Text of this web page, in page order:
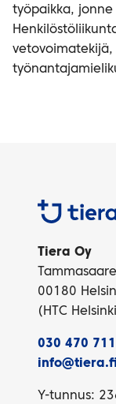
työpaikka,
Tiera
Tiera Oy
00180
(HTC
030 470
info@tiera.fi
Y-tunnus: